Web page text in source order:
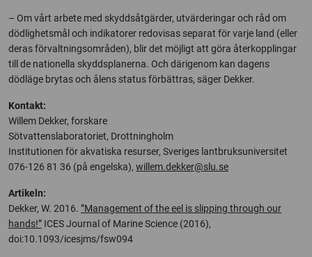
– Om vårt arbete med skyddsåtgärder, utvärderingar och råd om
dödlighetsmål och indikatorer redovisas separat för varje land (eller
deras förvaltningsområden), blir det möjligt att göra återkopplingar
till de nationella skyddsplanerna. Och därigenom kan dagens
dödläge brytas och ålens status förbättras, säger Dekker.
Kontakt:
Willem Dekker, forskare
Sötvattenslaboratoriet, Drottningholm
Institutionen för akvatiska resurser, Sveriges lantbruksuniversitet
076-126 81 36 (på engelska), willem.dekker@slu.se
Artikeln:
Dekker, W. 2016. ”Management of the eel is slipping through our
hands!” ICES Journal of Marine Science (2016),
doi:10.1093/icesjms/fsw094